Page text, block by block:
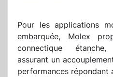
Pour les applications
embarquée, Molex
connectique
assurant un
performances répondant